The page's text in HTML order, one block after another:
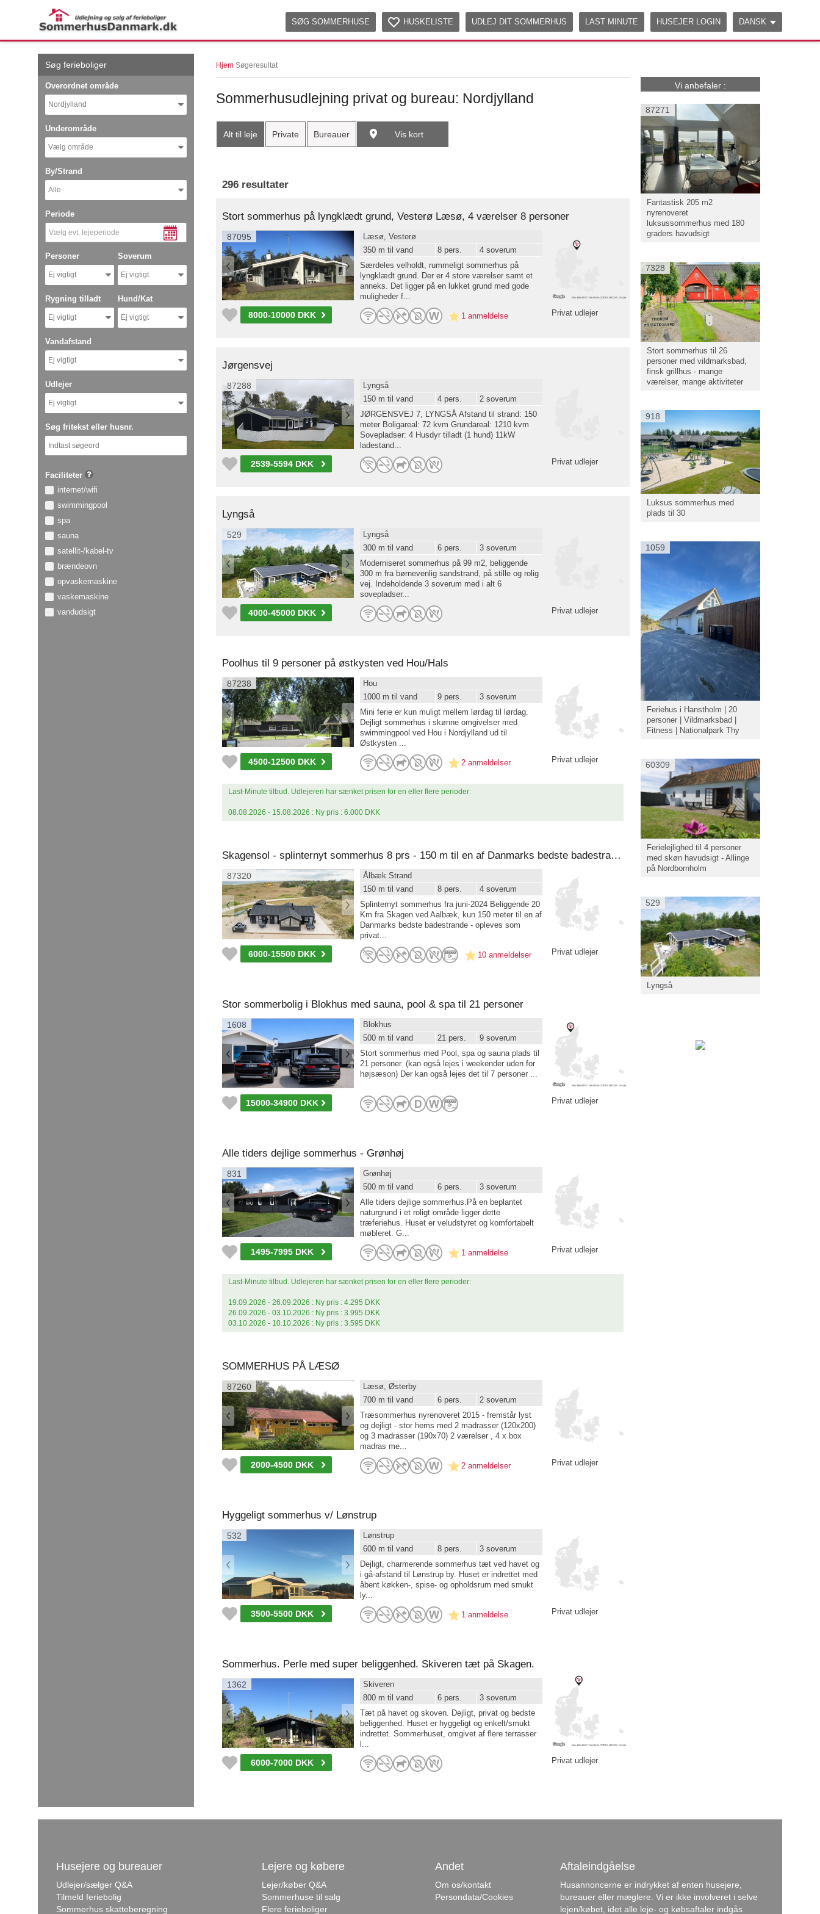
← More examples Edit on CodeSandbox
SØG SOMMERHUSE HUSKELISTE UDLEJ DIT SOMMERHUS LAST MINUTE HUSEJER LOGIN DANSK
Søg ferieboliger
Overordnet område
Nordjylland
Underområde
Vælg område
By/Strand
Alle
Periode
Personer
Ej vigtigt
Soverum
Ej vigtigt
Rygning tilladt
Ej vigtigt
Hund/Kat
Ej vigtigt
Vandafstand
Ej vigtigt
Udlejer
Ej vigtigt
Søg fritekst eller husnr.
Faciliteter
internet/wifi
swimmingpool
spa
sauna
satellit-/kabel-tv
brændeovn
opvaskemaskine
vaskemaskine
vandudsigt
Hjem Søgeresultat
Sommerhusudlejning privat og bureau: Nordjylland
Alt til leje Private Bureauer Vis kort
296 resultater
Stort sommerhus på lyngklædt grund, Vesterø Læsø, 4 værelser 8 personer
87095
8000-10000 DKK
Læsø, Vesterø
350 m til vand
8 pers.
4 soverum
Særdeles velholdt, rummeligt sommerhus på
lyngklædt grund. Der er 4 store værelser samt et
anneks. Det ligger på en lukket grund med gode
muligheder f...
1 anmeldelse Privat udlejer
Jørgensvej
87288
2539-5594 DKK
Lyngså
150 m til vand
4 pers.
2 soverum
JØRGENSVEJ 7, LYNGSÅ Afstand til strand: 150
meter Boligareal: 72 kvm Grundareal: 1210 kvm
Sovepladser: 4 Husdyr tilladt (1 hund) 11kW
ladestand...
Privat udlejer
Lyngså
529
4000-45000 DKK
Lyngså
300 m til vand
6 pers.
3 soverum
Moderniseret sommerhus på 99 m2, beliggende
300 m fra børnevenlig sandstrand, på stille og rolig
vej. Indeholdende 3 soverum med i alt 6
sovepladser...
Privat udlejer
Poolhus til 9 personer på østkysten ved Hou/Hals
87238
4500-12500 DKK
Hou
1000 m til vand
9 pers.
3 soverum
Mini ferie er kun muligt mellem lørdag til lørdag.
Dejligt sommerhus i skønne omgivelser med
swimmingpool ved Hou i Nordjylland ud til
Østkysten ...
2 anmeldelser Privat udlejer
Last-Minute tilbud. Udlejeren har sænket prisen for en eller flere perioder:
08.08.2026 - 15.08.2026 : Ny pris : 6.000 DKK
Skagensol - splinternyt sommerhus 8 prs - 150 m til en af Danmarks bedste badestrande.
87320
6000-15500 DKK
Ålbæk Strand
150 m til vand
8 pers.
4 soverum
Splinternyt sommerhus fra juni-2024 Beliggende 20
Km fra Skagen ved Aalbæk, kun 150 meter til en af
Danmarks bedste badestrande - opleves som
privat...
10 anmeldelser Privat udlejer
Stor sommerbolig i Blokhus med sauna, pool & spa til 21 personer
1608
15000-34900 DKK
Blokhus
500 m til vand
21 pers.
9 soverum
Stort sommerhus med Pool, spa og sauna plads til
21 personer. (kan også lejes i weekender uden for
højsæson) Der kan også lejes det til 7 personer ...
Privat udlejer
Alle tiders dejlige sommerhus - Grønhøj
831
1495-7995 DKK
Grønhøj
500 m til vand
6 pers.
3 soverum
Alle tiders dejlige sommerhus.På en beplantet
naturgrund i et roligt område ligger dette
træferiehus. Huset er veludstyret og komfortabelt
møbleret. G...
1 anmeldelse Privat udlejer
Last-Minute tilbud. Udlejeren har sænket prisen for en eller flere perioder:
19.09.2026 - 26.09.2026 : Ny pris : 4.295 DKK
26.09.2026 - 03.10.2026 : Ny pris : 3.995 DKK
03.10.2026 - 10.10.2026 : Ny pris : 3.595 DKK
SOMMERHUS PÅ LÆSØ
87260
2000-4500 DKK
Læsø, Østerby
700 m til vand
6 pers.
2 soverum
Træsommerhus nyrenoveret 2015 - fremstår lyst
og dejligt - stor hems med 2 madrasser (120x200)
og 3 madrasser (190x70) 2 værelser , 4 x box
madras me...
2 anmeldelser Privat udlejer
Hyggeligt sommerhus v/ Lønstrup
532
3500-5500 DKK
Lønstrup
600 m til vand
8 pers.
3 soverum
Dejligt, charmerende sommerhus tæt ved havet og
i gå-afstand til Lønstrup by. Huset er indrettet med
åbent køkken-, spise- og opholdsrum med smukt
ly...
1 anmeldelse Privat udlejer
Sommerhus. Perle med super beliggenhed. Skiveren tæt på Skagen.
1362
6000-7000 DKK
Skiveren
800 m til vand
6 pers.
3 soverum
Tæt på havet og skoven. Dejligt, privat og bedste
beliggenhed. Huset er hyggeligt og enkelt/smukt
indrettet. Sommerhuset, omgivet af flere terrasser
l...
Privat udlejer
Vi anbefaler :
87271
Fantastisk 205 m2
nyrenoveret
luksussommerhus med 180
graders havudsigt
7328
Stort sommerhus til 26
personer med vildmarksbad,
finsk grillhus - mange
værelser, mange aktiviteter
918
Luksus sommerhus med
plads til 30
1059
Feriehus i Hanstholm | 20
personer | Vildmarksbad |
Fitness | Nationalpark Thy
60309
Ferielejlighed til 4 personer
med skøn havudsigt - Allinge
på Nordbornholm
529
Lyngså
Husejere og bureauer
Udlejer/sælger Q&A
Tilmeld feriebolig
Sommerhus skatteberegning
Lejere og købere
Lejer/køber Q&A
Sommerhuse til salg
Flere ferieboliger
Andet
Om os/kontakt
Persondata/Cookies
Aftaleindgåelse
Husannoncerne er indrykket af enten husejere,
bureauer eller mæglere. Vi er ikke involveret i selve
lejen/købet, idet alle leje- og købsaftaler indgås